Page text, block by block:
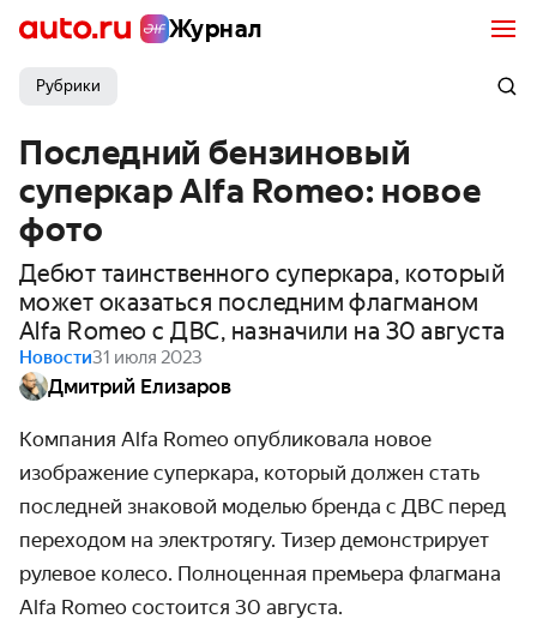
Журнал
Рубрики
Последний бензиновый
суперкар Alfa Romeo: новое
фото
Дебют таинственного суперкара, который
может оказаться последним флагманом
Alfa Romeo с ДВС, назначили на 30 августа
Новости31 июля 2023
Дмитрий Елизаров
Компания Alfa Romeo опубликовала новое
изображение суперкара, который должен стать
последней знаковой моделью бренда с ДВС перед
переходом на электротягу. Тизер демонстрирует
рулевое колесо. Полноценная премьера флагмана
Alfa Romeo состоится 30 августа.